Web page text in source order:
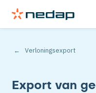
Verloningsexport
Export van